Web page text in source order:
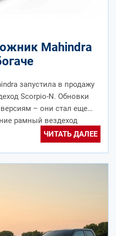
Mahindra
запустила в продажу
Scorpio-N. Обновки
– они стал еще
рамный вездеход
ЧИТАТЬ ДАЛЕЕ